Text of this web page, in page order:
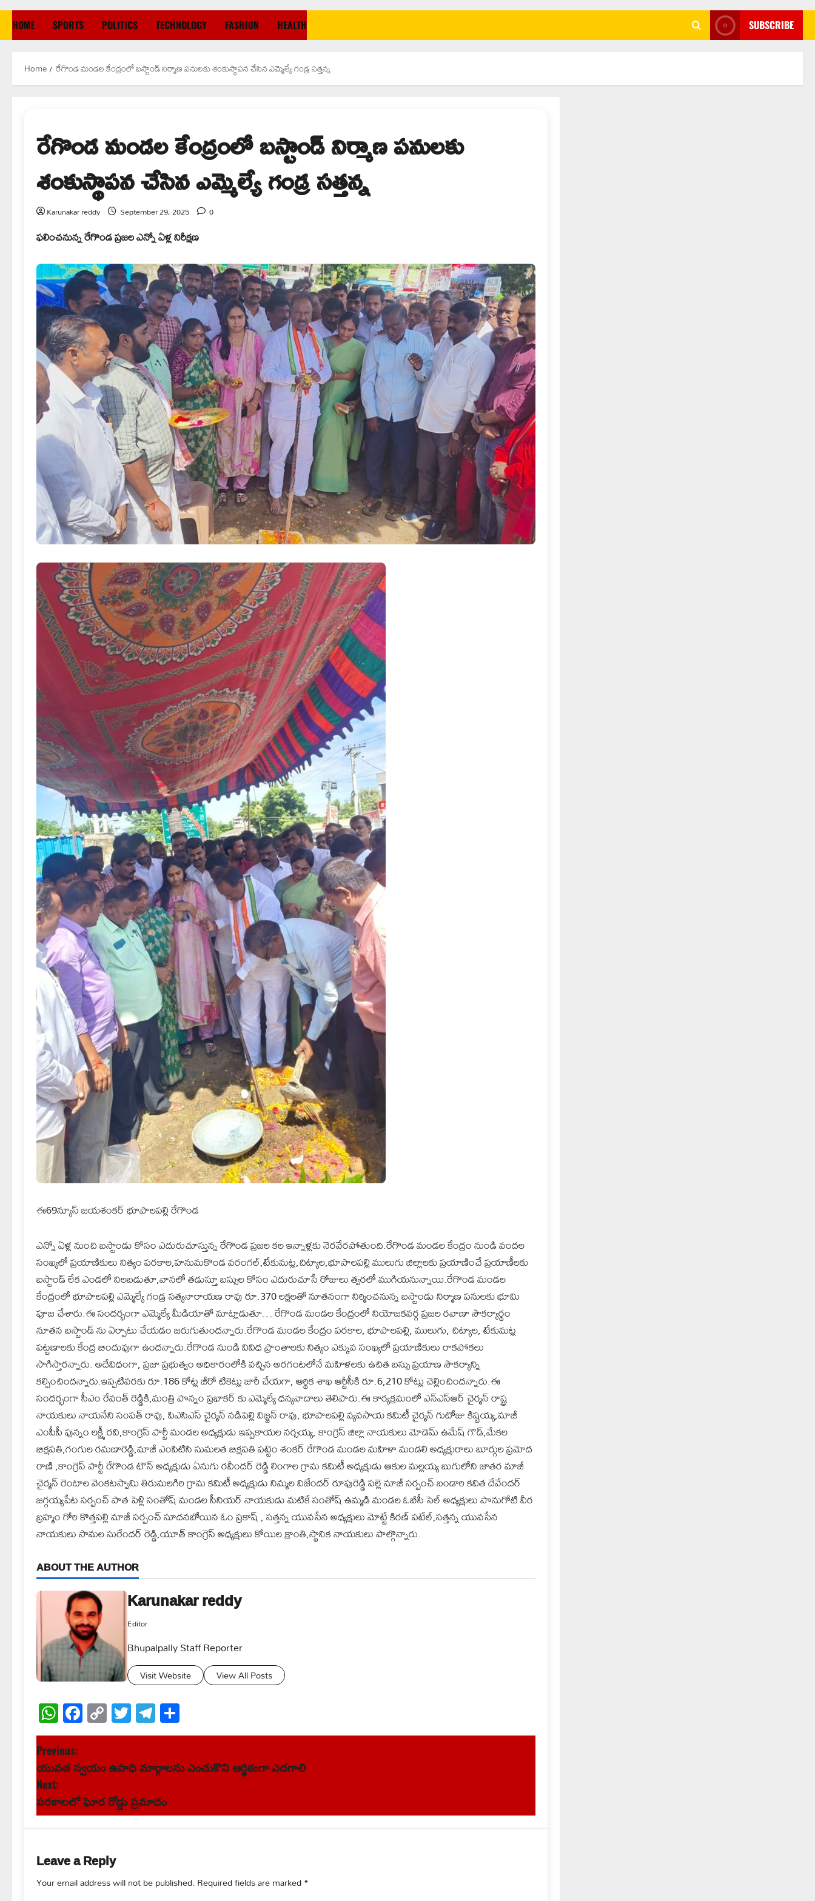
HOME SPORTS POLITICS TECHNOLOGY FASHION HEALTH SUBSCRIBE
Home రేగొండ మండల కేంద్రంలో బస్టాండ్ నిర్మాణ పనులకు శంకుస్థాపన చేసిన ఎమ్మెల్యే గండ్ర సత్తన్న
రేగొండ మండల కేంద్రంలో బస్టాండ్ నిర్మాణ పనులకు
శంకుస్థాపన చేసిన ఎమ్మెల్యే గండ్ర సత్తన్న
Karunakar reddy September 29, 2025 0
ఫలించనున్న రేగొండ ప్రజల ఎన్నో ఏళ్ల నిరీక్షణ
ఈ69న్యూస్ జయశంకర్ భూపాలపల్లి రేగొండ
ఎన్నో ఏళ్ల నుంచి బస్టాండు కోసం ఎదురుచూస్తున్న రేగొండ ప్రజల కల ఇన్నాళ్లకు నెరవేరపోతుంది.రేగొండ మండల కేంద్రం నుండి వందల
సంఖ్యలో ప్రయాణికులు నిత్యం పరకాల,హనుమకొండ వరంగల్,టేకుమట్ల,చిట్యాల,భూపాలపల్లి ములుగు జిల్లాలకు ప్రయాణించే ప్రయాణీలకు
బస్టాండ్ లేక ఎండలో నిలబడుతూ,వానలో తడుస్తూ బస్సుల కోసం ఎదురుచూసే రోజులు త్వరలో ముగియనున్నాయి.రేగొండ మండల
కేంద్రంలో భూపాలపల్లి ఎమ్మెల్యే గండ్ర సత్యనారాయణ రావు రూ.370 లక్షలతో నూతనంగా నిర్మించనున్న బస్టాండు నిర్మాణ పనులకు భూమి
పూజ చేశారు.ఈ సందర్భంగా ఎమ్మెల్యే మీడియాతో మాట్లాడుతూ… రేగొండ మండల కేంద్రంలో నియోజకవర్గ ప్రజల రవాణా సౌకర్యార్థం
నూతన బస్టాండ్ ను ఏర్పాటు చేయడం జరుగుతుందన్నారు.రేగొండ మండల కేంద్రం పరకాల, భూపాలపల్లి, ములుగు, చిట్యాల, టేకుమట్ల
పట్టణాలకు కేంద్ర బిందువుగా ఉందన్నారు.రేగొండ నుండి వివిధ ప్రాంతాలకు నిత్యం ఎక్కువ సంఖ్యలో ప్రయాణికులు రాకపోకలు
సాగిస్తారన్నారు. అదేవిధంగా, ప్రజా ప్రభుత్వం అధికారంలోకి వచ్చిన అరగంటలోనే మహిళలకు ఉచిత బస్సు ప్రయాణ సౌకర్యాన్ని
కల్పించిందన్నారు.ఇప్పటివరకు రూ.186 కోట్ల జీరో టికెట్లు జారీ చేయగా, ఆర్థిక శాఖ ఆర్టీసీకి రూ.6,210 కోట్లు చెల్లించిందన్నారు.ఈ
సందర్భంగా సీఎం రేవంత్ రెడ్డికి,మంత్రి పొన్నం ప్రభాకర్ కు ఎమ్మెల్యే ధన్యవాదాలు తెలిపారు.ఈ కార్యక్రమంలో ఎన్ఎస్ఆర్ చైర్మన్ రాష్ట్ర
నాయకులు నాయనేని సంపత్ రావు, పిఎసిఎస్ చైర్మన్ నడిపెల్లి విజ్జన్ రావు, భూపాలపల్లి వ్యవసాయ కమిటీ చైర్మన్ గుటోజు కిష్టయ్య,మాజీ
ఎంపీపీ పున్నం లక్ష్మీ రవి,కాంగ్రెస్ పార్టీ మండల అధ్యక్షుడు ఇప్పకాయల నర్సయ్య, కాంగ్రెస్ జిల్లా నాయకులు మోడెమ్ ఉమేష్ గౌడ్,మేకల
బిక్షపతి,గంగుల రమణారెడ్డి,మాజీ ఎంపిటిసి సుమలత బిక్షపతి పట్టెం శంకర్ రేగొండ మండల మహిళా మండలి అధ్యక్షురాలు బూర్గుల ప్రమోద
రాణి ,కాంగ్రెస్ పార్టీ రేగొండ టౌన్ అధ్యక్షుడు ఏనుగు రవీందర్ రెడ్డి లింగాల గ్రామ కమిటీ అధ్యక్షుడు ఆకుల మల్లయ్య బుగులోని జాతర మాజీ
చైర్మన్ రెంటాల వెంకటస్వామి తిరుమలగిరి గ్రామ కమిటీ అధ్యక్షుడు నిమ్మల విజేందర్ రూపురెడ్డి పల్లె మాజీ సర్పంచ్ బండారి కవిత దేవేందర్
జగ్గయ్యపేట సర్పంచ్ పాత పెళ్లి సంతోష్ మండల సీనియర్ నాయకుడు మటికే సంతోష్ ఉమ్మడి మండల ఓబీసీ సెల్ అధ్యక్షులు పొనుగోటి వీర
బ్రహ్మం గోరి కొత్తపల్లి మాజీ సర్పంచ్ సూదనబోయిన ఓం ప్రకాష్ , సత్తన్న యువసేన అధ్యక్షులు మోట్టే కిరణ్ పటేల్,సత్తన్న యువసేన
నాయకులు సామల సురేందర్ రెడ్డి,యూత్ కాంగ్రెస్ అధ్యక్షులు కోయిల క్రాంతి,స్థానిక నాయకులు పాల్గొన్నారు.
ABOUT THE AUTHOR
Karunakar reddy
Editor
Bhupalpally Staff Reporter
Visit Website View All Posts
WhatsApp
Facebook
Copy
Link
TwitterTelegram
P
o
s
n
a
Previous:
యువత స్వయం ఉపాధి మార్గాలను ఎంచుకొని ఆర్థికంగా ఎదగాలి
Next:
పరకాలలో ఘోర రోడ్డు ప్రమాదం
Leave a Reply
Your email address will not be published. Required fields are marked*